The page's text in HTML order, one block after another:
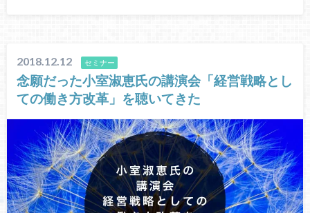
2018.12.12 セミナー
念願だった小室淑恵氏の講演会「経営戦略とし
ての働き方改革」を聴いてきた